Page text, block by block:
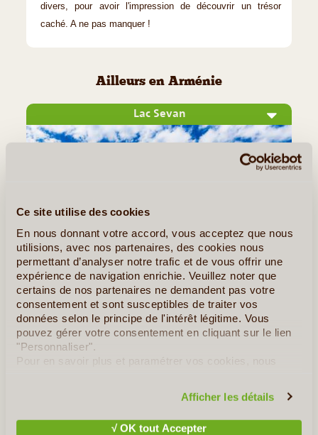
Ce site utilise des cookies
En nous donnant votre accord, vous acceptez que nous
utilisions, avec nos partenaires, des cookies nous
permettant d’analyser notre trafic et de vous offrir une
expérience de navigation enrichie. Veuillez noter que
certains de nos partenaires ne demandent pas votre
consentement et sont susceptibles de traiter vos
données selon le principe de l'intérêt légitime. Vous
pouvez gérer votre consentement en cliquant sur le lien
"Personnaliser".
Pour en savoir plus et paramétrer vos cookies, nous
Afficher les détails
√ OK tout Accepter
divers, pour avoir l'impression de découvrir un trésor
caché. A ne pas manquer !
Ailleurs en Arménie
Lac Sevan
Des paysages extrêmes Seul le lac Titicaca, au Pérou, est
situé à une altitude plus élevée : avec ses 1 900 mètres, le
lac Sevan est donc exceptionnel, et draine nombre de